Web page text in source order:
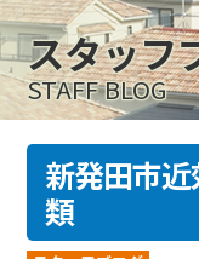
スタッフ
STAFF BLOG
新発田市
類